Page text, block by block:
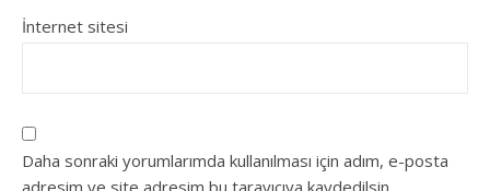
İnternet sitesi
Daha sonraki yorumlarımda kullanılması için adım, e-posta